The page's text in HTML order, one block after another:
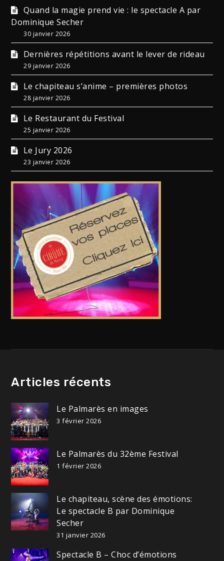
Quand la magie prend vie : le spectacle A par
Dominique Secher
30 janvier 2026
Dernières répétitions avant le lever de rideau
29 janvier 2026
Le chapiteau s’anime – premières photos
28 janvier 2026
Le Restaurant du Festival
25 janvier 2026
Le Jury 2026
23 janvier 2026
Articles récents
Le Palmarès en images
3 février 2026
Le Palmarès du 32ème Festival
1 février 2026
Le chapiteau, scène des émotions:
Le spectacle B par Dominique
Secher
31 janvier 2026
Spectacle B – Choc d’émotions